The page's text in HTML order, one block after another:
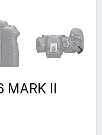
MARK II